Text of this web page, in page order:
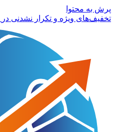
پرش به محتوا
تخفیف‌های ویژه و تکرار نشدنی در